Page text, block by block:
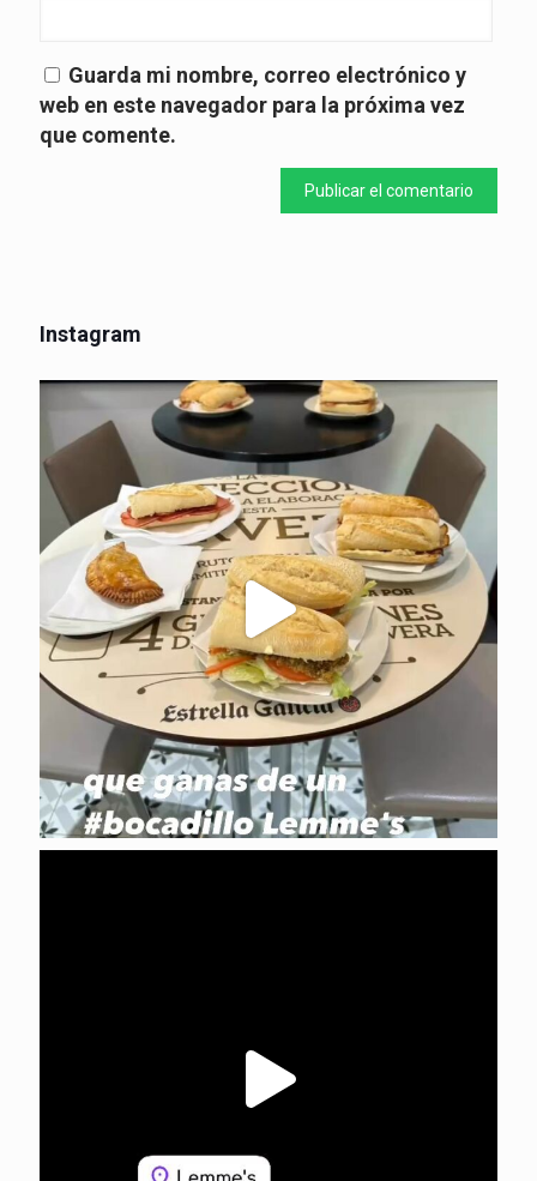
Guarda mi nombre, correo electrónico y
web en este navegador para la próxima vez
que comente.
Instagram